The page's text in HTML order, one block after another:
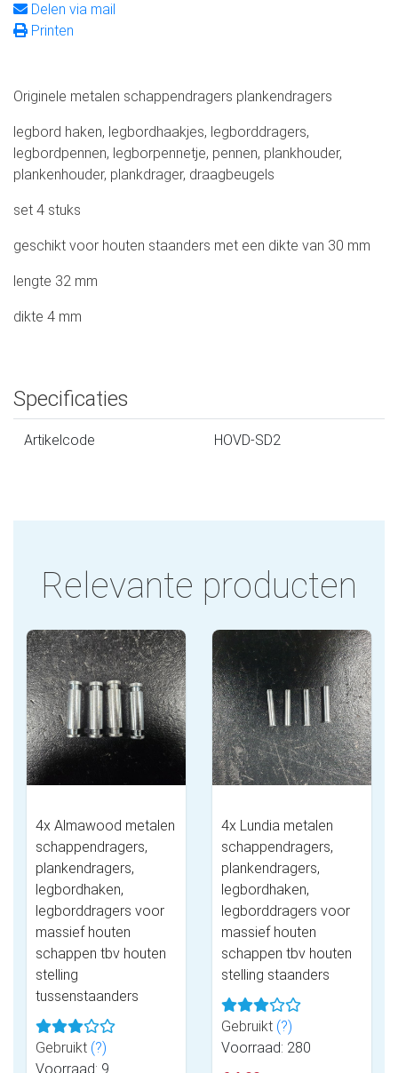
Delen via mail
Printen
Originele metalen schappendragers plankendragers
legbord haken, legbordhaakjes, legborddragers,
legbordpennen, legborpennetje, pennen, plankhouder,
plankenhouder, plankdrager, draagbeugels
set 4 stuks
geschikt voor houten staanders met een dikte van 30 mm
lengte 32 mm
dikte 4 mm
Specificaties
Artikelcode HOVD-SD2
Relevante producten
4x Almawood metalen
schappendragers,
plankendragers,
legbordhaken,
legborddragers voor
massief houten
schappen tbv houten
stelling
tussenstaanders
Gebruikt (?)
Voorraad: 9
4x Lundia metalen
schappendragers,
plankendragers,
legbordhaken,
legborddragers voor
massief houten
schappen tbv houten
stelling staanders
Gebruikt (?)
Voorraad: 280